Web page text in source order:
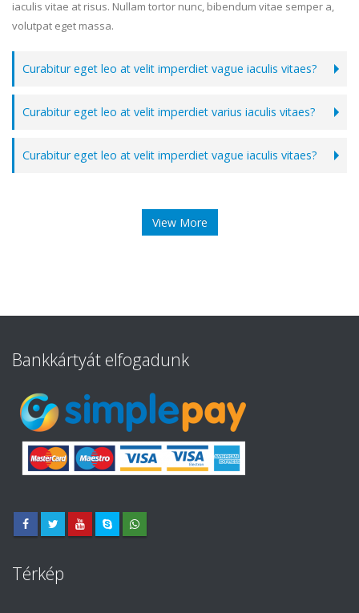
iaculis vitae at risus. Nullam tortor nunc, bibendum vitae semper a,
volutpat eget massa.
Curabitur eget leo at velit imperdiet vague iaculis vitaes?
Curabitur eget leo at velit imperdiet varius iaculis vitaes?
Curabitur eget leo at velit imperdiet vague iaculis vitaes?
View More
Bankkártyát elfogadunk
Térkép